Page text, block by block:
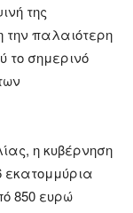
της
την παλαιότερη
το σημερινό
η κυβέρνηση
εκατομμύρια
850 ευρώ